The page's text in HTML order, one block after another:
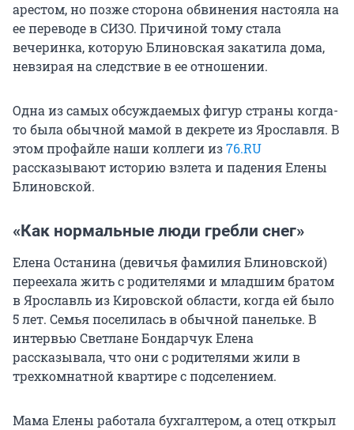
арестом, но позже сторона обвинения настояла на
ее переводе в СИЗО. Причиной тому стала
вечеринка, которую Блиновская закатила дома,
невзирая на следствие в ее отношении.
Одна из самых обсуждаемых фигур страны когда-
то была обычной мамой в декрете из Ярославля. В
этом профайле наши коллеги из76.RU
рассказывают историю взлета и падения Елены
Блиновской.
«Как нормальные люди гребли снег»
Елена Останина (девичья фамилия Блиновской)
переехала жить с родителями и младшим братом
в Ярославль из Кировской области, когда ей было
5 лет. Семья поселилась в обычной панельке. В
интервью Светлане Бондарчук Елена
рассказывала, что они с родителями жили в
трехкомнатной квартире с подселением.
Мама Елены работала бухгалтером, а отец открыл